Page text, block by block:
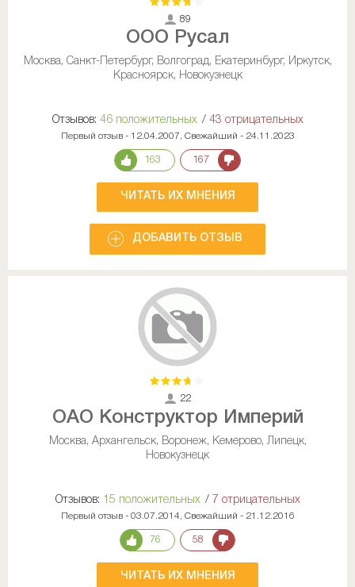
89
ООО Русал
Москва, Санкт-Петербург, Волгоград, Екатеринбург, Иркутск,
Красноярск, Новокузнецк
Отзывов: 46 положительных / 43 отрицательных
Первый отзыв - 12.04.2007, Свежайший - 24.11.2023
163 167
ЧИТАТЬ ИХ МНЕНИЯ
ДОБАВИТЬ ОТЗЫВ
22
ОАО Конструктор Империй
Москва, Архангельск, Воронеж, Кемерово, Липецк,
Новокузнецк
Отзывов: 15 положительных / 7 отрицательных
Первый отзыв - 03.07.2014, Свежайший - 21.12.2016
76 58
ЧИТАТЬ ИХ МНЕНИЯ